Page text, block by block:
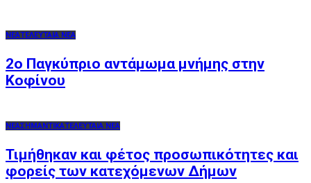
ΝΕΑΤΕΛΕΥΤΑΙΑ ΝΕΑ
2o Παγκύπριο αντάμωμα μνήμης στην
Κοφίνου
ΝΕΑΣΗΜΑΝΤΙΚΑΤΕΛΕΥΤΑΙΑ ΝΕΑ
Τιμήθηκαν και φέτος προσωπικότητες και
φορείς των κατεχόμενων Δήμων